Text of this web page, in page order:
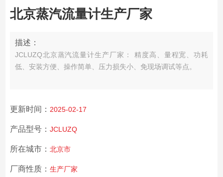
北京蒸汽流量计生产厂家
描述：
JCLUZQ北京蒸汽流量计生产厂家： 精度高、量程宽、功耗
低、安装方便、操作简单、压力损失小、免现场调试等点。
更新时间： 2025-02-17
产品型号： JCLUZQ
所在城市： 北京市
厂商性质： 生产厂家